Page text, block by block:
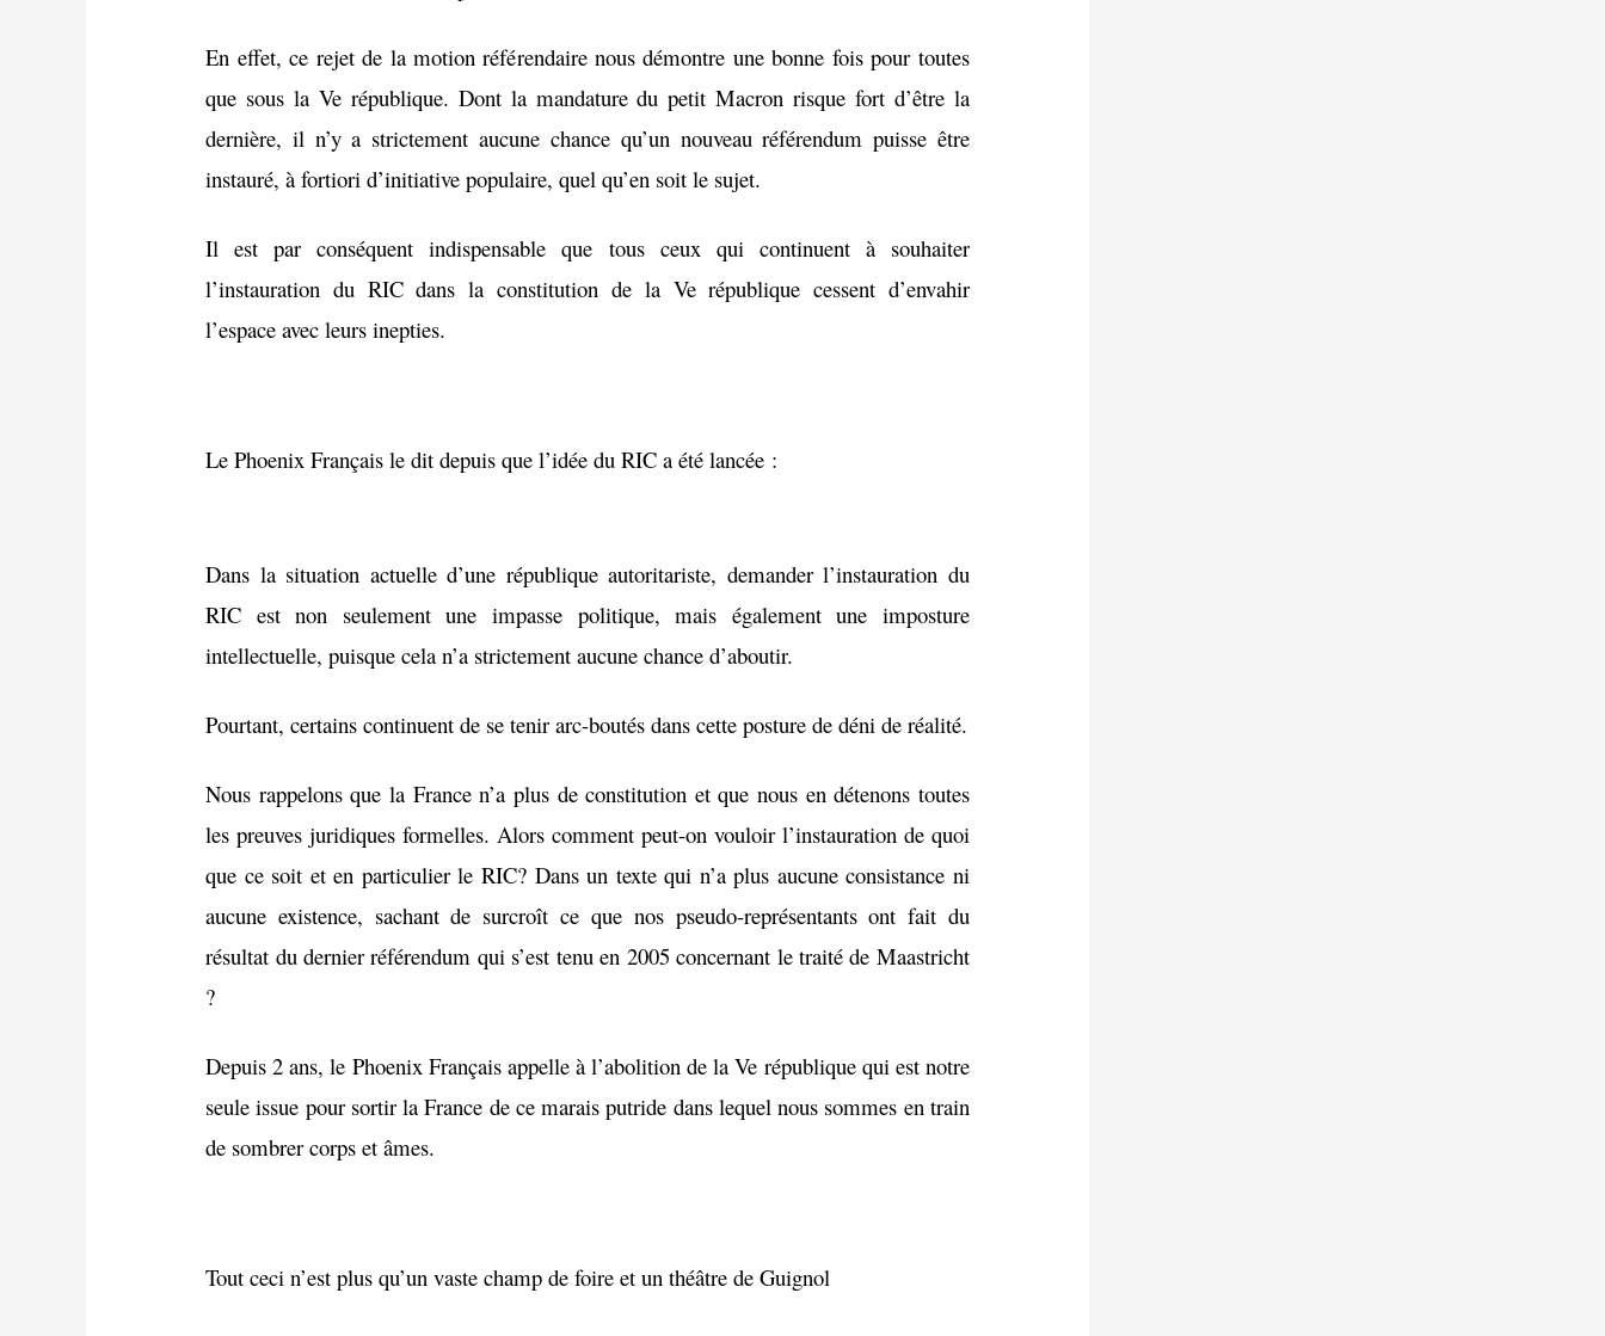
En effet, ce rejet de la motion référendaire nous démontre une bonne fois pour toutes
que sous la Ve république. Dont la mandature du petit Macron risque fort d’être la
dernière, il n’y a strictement aucune chance qu’un nouveau référendum puisse être
instauré, à fortiori d’initiative populaire, quel qu’en soit le sujet.
Il est par conséquent indispensable que tous ceux qui continuent à souhaiter
l’instauration du RIC dans la constitution de la Ve république cessent d’envahir
l’espace avec leurs inepties.
Le Phoenix Français le dit depuis que l’idée du RIC a été lancée :
Dans la situation actuelle d’une république autoritariste, demander l’instauration du
RIC est non seulement une impasse politique, mais également une imposture
intellectuelle, puisque cela n’a strictement aucune chance d’aboutir.
Pourtant, certains continuent de se tenir arc-boutés dans cette posture de déni de réalité.
Nous rappelons que la France n’a plus de constitution et que nous en détenons toutes
les preuves juridiques formelles. Alors comment peut-on vouloir l’instauration de quoi
que ce soit et en particulier le RIC? Dans un texte qui n’a plus aucune consistance ni
aucune existence, sachant de surcroît ce que nos pseudo-représentants ont fait du
résultat du dernier référendum qui s’est tenu en 2005 concernant le traité de Maastricht
?
Depuis 2 ans, le Phoenix Français appelle à l’abolition de la Ve république qui est notre
seule issue pour sortir la France de ce marais putride dans lequel nous sommes en train
de sombrer corps et âmes.
Tout ceci n’est plus qu’un vaste champ de foire et un théâtre de Guignol